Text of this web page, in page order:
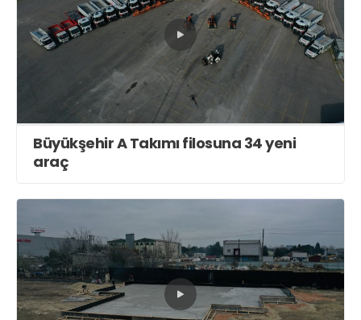
Büyükşehir A Takımı filosuna 34 yeni
araç